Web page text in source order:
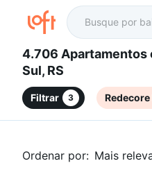
4.706 Apartamentos com 1 suite à
Sul, RS
Filtrar 3 Redecore
Ordenar por: Mais